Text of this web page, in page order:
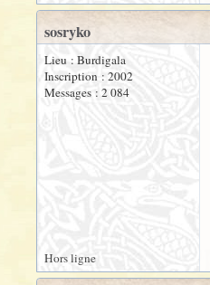
sosryko
Lieu : Burdigala
Inscription : 2002
Messages : 2 084
Hors ligne